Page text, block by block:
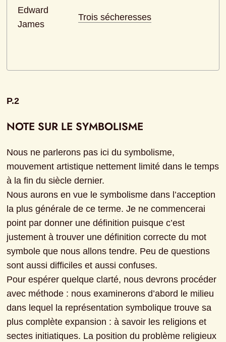
Edward
James
Trois sécheresses
P.2
NOTE SUR LE SYMBOLISME
Nous ne parlerons pas ici du symbolisme,
mouvement artistique nettement limité dans le temps
à la fin du siècle dernier.
Nous aurons en vue le symbolisme dans l’acception
la plus générale de ce terme. Je ne commencerai
point par donner une définition puisque c’est
justement à trouver une définition correcte du mot
symbole que nous allons tendre. Peu de questions
sont aussi difficiles et aussi confuses.
Pour espérer quelque clarté, nous devrons procéder
avec méthode : nous examinerons d’abord le milieu
dans lequel la représentation symbolique trouve sa
plus complète expansion : à savoir les religions et
sectes initiatiques. La position du problème religieux